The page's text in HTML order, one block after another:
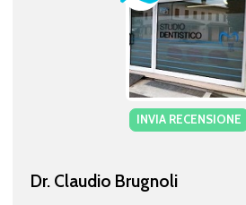
INVIA RECENSIONE
Dr. Claudio Brugnoli